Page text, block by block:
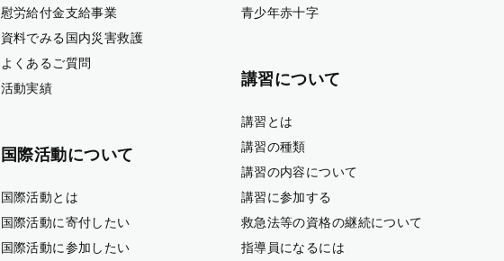
慰労給付金支給事業
資料でみる国内災害救護
よくあるご質問
活動実績
国際活動について
国際活動とは
国際活動に寄付したい
国際活動に参加したい
青少年赤十字
講習について
講習とは
講習の種類
講習の内容について
講習に参加する
救急法等の資格の継続について
指導員になるには